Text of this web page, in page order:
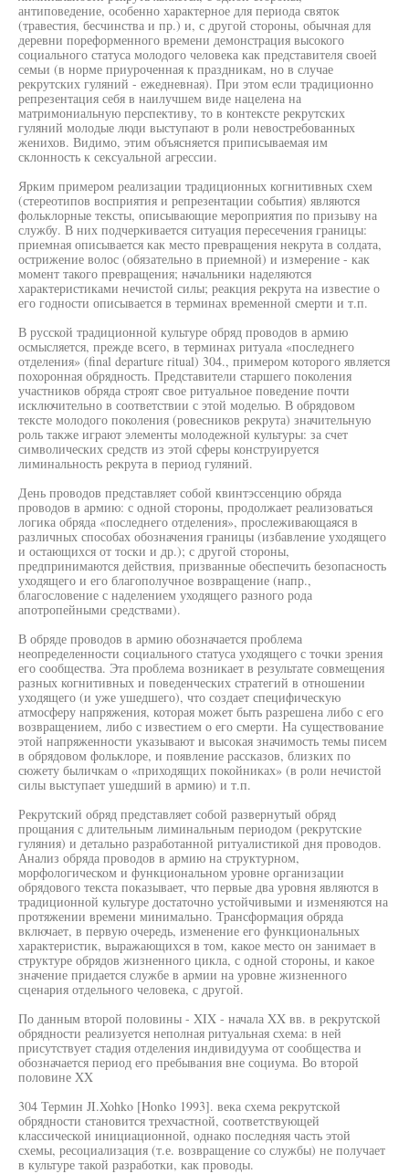
антиповедение, особенно характерное для периода святок
(травестия, бесчинства и пр.) и, с другой стороны, обычная для
деревни пореформенного времени демонстрация высокого
социального статуса молодого человека как представителя своей
семьи (в норме приуроченная к праздникам, но в случае
рекрутских гуляний - ежедневная). При этом если традиционно
репрезентация себя в наилучшем виде нацелена на
матримониальную перспективу, то в контексте рекрутских
гуляний молодые люди выступают в роли невостребованных
женихов. Видимо, этим объясняется приписываемая им
склонность к сексуальной агрессии.
Ярким примером реализации традиционных когнитивных схем
(стереотипов восприятия и репрезентации события) являются
фольклорные тексты, описывающие мероприятия по призыву на
службу. В них подчеркивается ситуация пересечения границы:
приемная описывается как место превращения некрута в солдата,
острижение волос (обязательно в приемной) и измерение - как
момент такого превращения; начальники наделяются
характеристиками нечистой силы; реакция рекрута на известие о
его годности описывается в терминах временной смерти и т.п.
В русской традиционной культуре обряд проводов в армию
осмысляется, прежде всего, в терминах ритуала «последнего
отделения» (final departure ritual) 304., примером которого является
похоронная обрядность. Представители старшего поколения
участников обряда строят свое ритуальное поведение почти
исключительно в соответствии с этой моделью. В обрядовом
тексте молодого поколения (ровесников рекрута) значительную
роль также играют элементы молодежной культуры: за счет
символических средств из этой сферы конструируется
лиминальность рекрута в период гуляний.
День проводов представляет собой квинтэссенцию обряда
проводов в армию: с одной стороны, продолжает реализоваться
логика обряда «последнего отделения», прослеживающаяся в
различных способах обозначения границы (избавление уходящего
и остающихся от тоски и др.); с другой стороны,
предпринимаются действия, призванные обеспечить безопасность
уходящего и его благополучное возвращение (напр.,
благословение с наделением уходящего разного рода
апотропейными средствами).
В обряде проводов в армию обозначается проблема
неопределенности социального статуса уходящего с точки зрения
его сообщества. Эта проблема возникает в результате совмещения
разных когнитивных и поведенческих стратегий в отношении
уходящего (и уже ушедшего), что создает специфическую
атмосферу напряжения, которая может быть разрешена либо с его
возвращением, либо с известием о его смерти. На существование
этой напряженности указывают и высокая значимость темы писем
в обрядовом фольклоре, и появление рассказов, близких по
сюжету быличкам о «приходящих покойниках» (в роли нечистой
силы выступает ушедший в армию) и т.п.
Рекрутский обряд представляет собой развернутый обряд
прощания с длительным лиминальным периодом (рекрутские
гуляния) и детально разработанной ритуалистикой дня проводов.
Анализ обряда проводов в армию на структурном,
морфологическом и функциональном уровне организации
обрядового текста показывает, что первые два уровня являются в
традиционной культуре достаточно устойчивыми и изменяются на
протяжении времени минимально. Трансформация обряда
включает, в первую очередь, изменение его функциональных
характеристик, выражающихся в том, какое место он занимает в
структуре обрядов жизненного цикла, с одной стороны, и какое
значение придается службе в армии на уровне жизненного
сценария отдельного человека, с другой.
По данным второй половины - XIX - начала XX вв. в рекрутской
обрядности реализуется неполная ритуальная схема: в ней
присутствует стадия отделения индивидуума от сообщества и
обозначается период его пребывания вне социума. Во второй
половине XX
304 Термин JI.Xohko [Honko 1993]. века схема рекрутской
обрядности становится трехчастной, соответствующей
классической инициационной, однако последняя часть этой
схемы, ресоциализация (т.е. возвращение со службы) не получает
в культуре такой разработки, как проводы.